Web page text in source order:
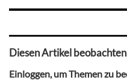
Diesen Artikel beobachten
Einloggen, um Themen zu